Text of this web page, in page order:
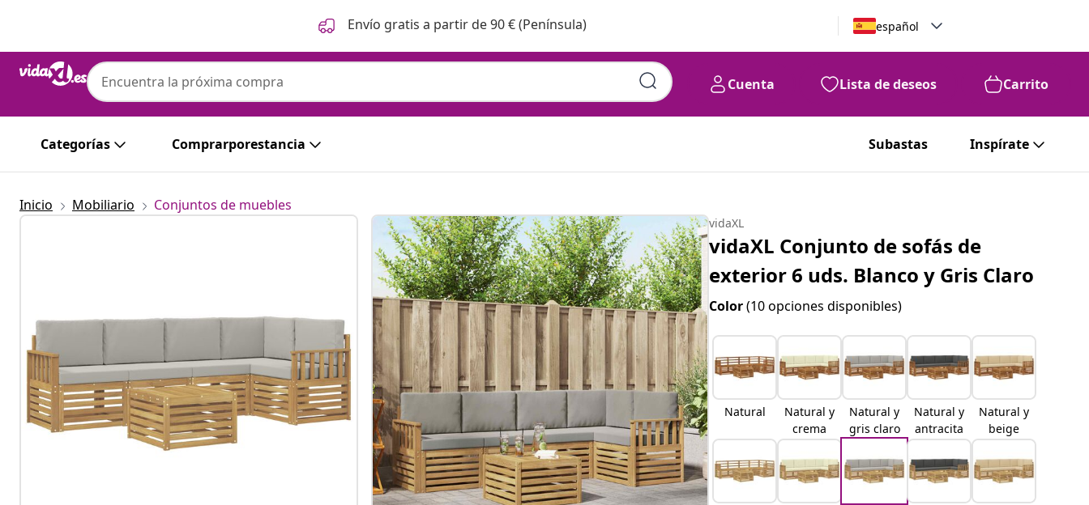
Envío gratis a partir de 90 € (Península) español
Cuenta Lista de deseos Carrito
Categorías Comprarporestancia Subastas Inspírate
Inicio Mobiliario Conjuntos de muebles
vidaXL
vidaXL Conjunto de sofás de
exterior 6 uds. Blanco y Gris Claro
Color(10 opciones disponibles)
Natural
Natural y
crema
Natural y
gris claro
Natural y
antracita
Natural y
beige